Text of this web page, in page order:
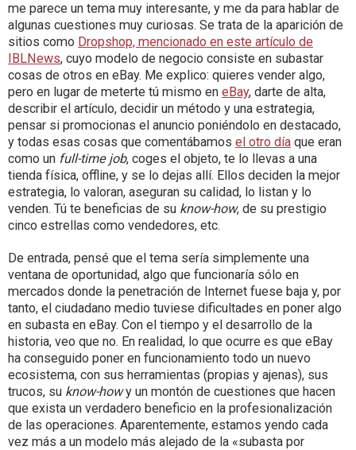
me parece un tema muy interesante, y me da para hablar de
algunas cuestiones muy curiosas. Se trata de la aparición de
sitios como Dropshop, mencionado en este artículo de
IBLNews, cuyo modelo de negocio consiste en subastar
cosas de otros en eBay. Me explico: quieres vender algo,
pero en lugar de meterte tú mismo en eBay, darte de alta,
describir el artículo, decidir un método y una estrategia,
pensar si promocionas el anuncio poniéndolo en destacado,
y todas esas cosas que comentábamos el otro día que eran
como un full-time job, coges el objeto, te lo llevas a una
tienda física, offline, y se lo dejas allí. Ellos deciden la mejor
estrategia, lo valoran, aseguran su calidad, lo listan y lo
venden. Tú te beneficias de su know-how, de su prestigio
cinco estrellas como vendedores, etc.
De entrada, pensé que el tema sería simplemente una
ventana de oportunidad, algo que funcionaría sólo en
mercados donde la penetración de Internet fuese baja y, por
tanto, el ciudadano medio tuviese dificultades en poner algo
en subasta en eBay. Con el tiempo y el desarrollo de la
historia, veo que no. En realidad, lo que ocurre es que eBay
ha conseguido poner en funcionamiento todo un nuevo
ecosistema, con sus herramientas (propias y ajenas), sus
trucos, su know-howy un montón de cuestiones que hacen
que exista un verdadero beneficio en la profesionalización
de las operaciones. Aparentemente, estamos yendo cada
vez más a un modelo más alejado de la «subasta por